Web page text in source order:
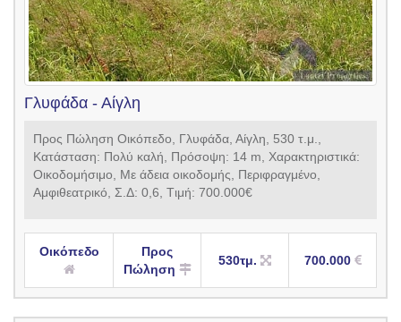
Γλυφάδα - Αίγλη
Προς Πώληση Οικόπεδο, Γλυφάδα, Αίγλη, 530 τ.μ.,
Κατάσταση: Πολύ καλή, Πρόσοψη: 14 m, Xαρακτηριστικά:
Οικοδομήσιμο, Με άδεια οικοδομής, Περιφραγμένο,
Αμφιθεατρικό, Σ.Δ: 0,6, Tιμή: 700.000€
Οικόπεδο
Προς
Πώληση
530τμ. 700.000